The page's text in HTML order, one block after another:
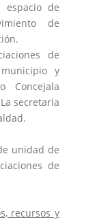
de
de
de
y
Concejala
secretaria
unidad de
de
recursos y